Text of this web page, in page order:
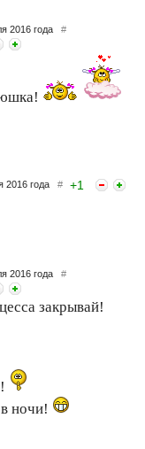
2016 года #
2016 года # +1
2016 года #
закрывай!
ночи!